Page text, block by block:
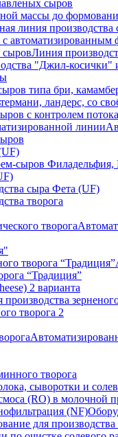
сыров
массы до
линия
автоматизированным
Линия
"Джил-косички"
типа бри,
ландерс, со
с контролем
линии
сыров
сыра Фета (UF)
творога
творога
творога “Традиция”
“Традиция”
2 варианта
творога 2
творога
сыворотки и
(RO) в молочной
(NF)
для